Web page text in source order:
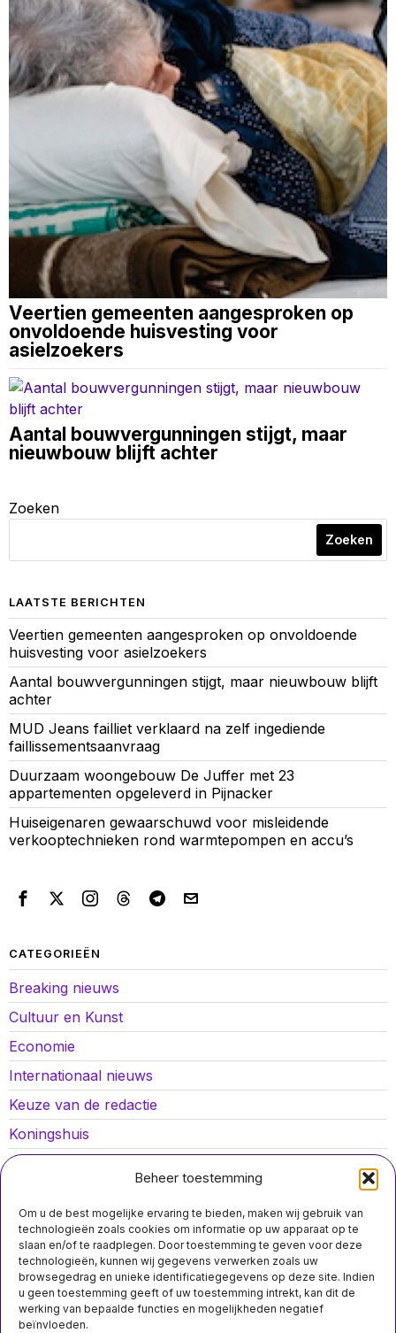
Beheer toestemming
Om u de best mogelijke ervaring te bieden, maken wij gebruik van
technologieën zoals cookies om informatie op uw apparaat op te
slaan en/of te raadplegen. Door toestemming te geven voor deze
technologieën, kunnen wij gegevens verwerken zoals uw
browsegedrag en unieke identificatiegegevens op deze site. Indien
u geen toestemming geeft of uw toestemming intrekt, kan dit de
werking van bepaalde functies en mogelijkheden negatief
beïnvloeden.
Veertien gemeenten aangesproken op
onvoldoende huisvesting voor
asielzoekers
Aantal bouwvergunningen stijgt, maar
nieuwbouw blijft achter
Zoeken
Zoeken
LAATSTE BERICHTEN
Veertien gemeenten aangesproken op onvoldoende
huisvesting voor asielzoekers
Aantal bouwvergunningen stijgt, maar nieuwbouw blijft
achter
MUD Jeans failliet verklaard na zelf ingediende
faillissementsaanvraag
Duurzaam woongebouw De Juffer met 23
appartementen opgeleverd in Pijnacker
Huiseigenaren gewaarschuwd voor misleidende
verkooptechnieken rond warmtepompen en accu’s
CATEGORIEËN
Breaking nieuws
Cultuur en Kunst
Economie
Internationaal nieuws
Keuze van de redactie
Koningshuis
Lokaal nieuws
Opinies
Politiek
Sport